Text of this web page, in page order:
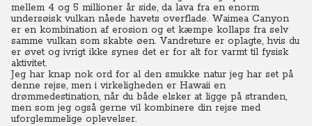
mellem 4 og 5 millioner år side, da lava fra en enorm
undersøisk vulkan nåede havets overflade. Waimea Canyon
er en kombination af erosion og et kæmpe kollaps fra selv
samme vulkan som skabte øen. Vandreture er oplagte, hvis du
er øvet og ivrigt ikke synes det er for alt for varmt til fysisk
aktivitet.
Jeg har knap nok ord for al den smukke natur jeg har set på
denne rejse, men i virkeligheden er Hawaii en
drømmedestination, når du både elsker at ligge på stranden,
men som jeg også gerne vil kombinere din rejse med
uforglemmelige oplevelser.